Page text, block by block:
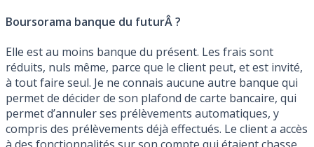
Boursorama banque du futurÂ ?
Elle est au moins banque du présent. Les frais sont
réduits, nuls même, parce que le client peut, et est invité,
à tout faire seul. Je ne connais aucune autre banque qui
permet de décider de son plafond de carte bancaire, qui
permet d’annuler ses prélèvements automatiques, y
compris des prélèvements déjà effectués. Le client a accès